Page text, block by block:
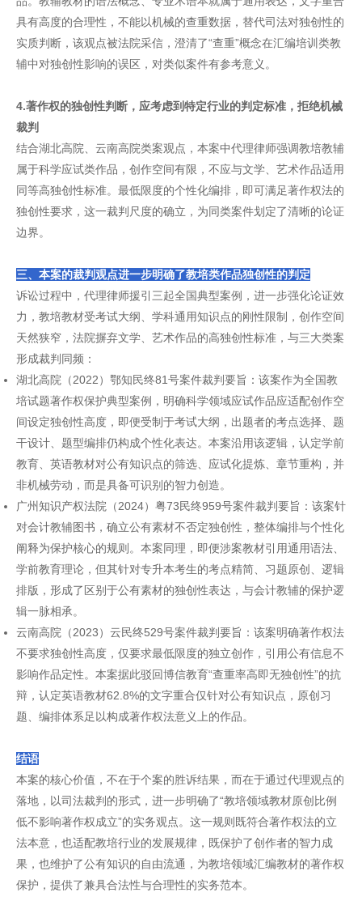
具有高度的合理性，不能以机械的查重数据，替代司法对独创性的
实质判断，该观点被法院采信，澄清了“查重”概念在汇编培训类教
辅中对独创性影响的误区，对类似案件有参考意义。
4.著作权的独创性判断，应考虑到特定行业的判定标准，拒绝机械
裁判
结合湖北高院、云南高院类案观点，本案中代理律师强调教培教辅
属于科学应试类作品，创作空间有限，不应与文学、艺术作品适用
同等高独创性标准。最低限度的个性化编排，即可满足著作权法的
独创性要求，这一裁判尺度的确立，为同类案件划定了清晰的论证
边界。
三、本案的裁判观点进一步明确了教培类作品独创性的判定
诉讼过程中，代理律师援引三起全国典型案例，进一步强化论证效
力，教培教材受考试大纲、学科通用知识点的刚性限制，创作空间
天然狭窄，法院摒弃文学、艺术作品的高独创性标准，与三大类案
形成裁判同频：
湖北高院（2022）鄂知民终81号案件裁判要旨：该案作为全国教
培试题著作权保护典型案例，明确科学领域应试作品应适配创作空
间设定独创性高度，即便受制于考试大纲，出题者的考点选择、题
干设计、题型编排仍构成个性化表达。本案沿用该逻辑，认定学前
教育、英语教材对公有知识点的筛选、应试化提炼、章节重构，并
非机械劳动，而是具备可识别的智力创造。
广州知识产权法院（2024）粤73民终959号案件裁判要旨：该案针
对会计教辅图书，确立公有素材不否定独创性，整体编排与个性化
阐释为保护核心的规则。本案同理，即便涉案教材引用通用语法、
学前教育理论，但其针对专升本考生的考点精简、习题原创、逻辑
排版，形成了区别于公有素材的独创性表达，与会计教辅的保护逻
辑一脉相承。
云南高院（2023）云民终529号案件裁判要旨：该案明确著作权法
不要求独创性高度，仅要求最低限度的独立创作，引用公有信息不
影响作品定性。本案据此驳回博信教育“查重率高即无独创性”的抗
辩，认定英语教材62.8%的文字重合仅针对公有知识点，原创习
题、编排体系足以构成著作权法意义上的作品。
结语
本案的核心价值，不在于个案的胜诉结果，而在于通过代理观点的
落地，以司法裁判的形式，进一步明确了“教培领域教材原创比例
低不影响著作权成立”的实务观点。这一规则既符合著作权法的立
法本意，也适配教培行业的发展规律，既保护了创作者的智力成
果，也维护了公有知识的自由流通，为教培领域汇编教材的著作权
保护，提供了兼具合法性与合理性的实务范本。